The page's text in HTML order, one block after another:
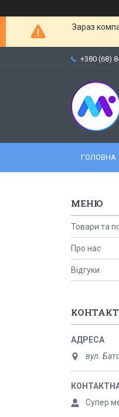
Зараз
+380 (68)
ГОЛОВНА
Товари та
Про нас
Відгуки
вул.
Супер